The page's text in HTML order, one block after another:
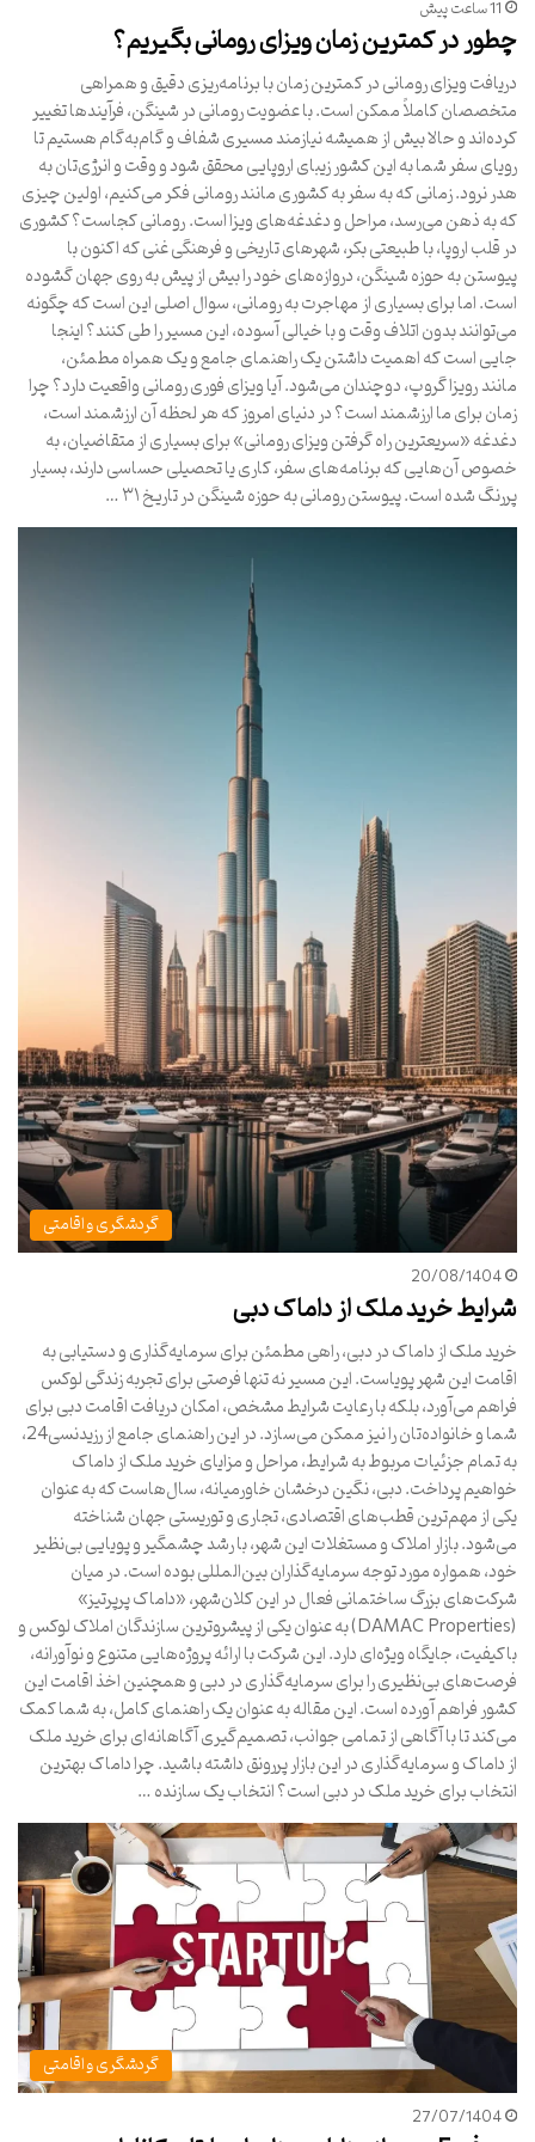
11 ساعت پیش
چطور در کمترین زمان ویزای رومانی بگیریم؟
دریافت ویزای رومانی در کمترین زمان با برنامه‌ریزی دقیق و همراهی
متخصصان کاملاً ممکن است. با عضویت رومانی در شینگن، فرآیندها تغییر
کرده‌اند و حالا بیش از همیشه نیازمند مسیری شفاف و گام‌به‌گام هستیم تا
رویای سفر شما به این کشور زیبای اروپایی محقق شود و وقت و انرژی‌تان به
هدر نرود. زمانی که به سفر به کشوری مانند رومانی فکر می‌کنیم، اولین چیزی
که به ذهن می‌رسد، مراحل و دغدغه‌های ویزا است. رومانی کجاست؟ کشوری
در قلب اروپا، با طبیعتی بکر، شهرهای تاریخی و فرهنگی غنی که اکنون با
پیوستن به حوزه شینگن، دروازه‌های خود را بیش از پیش به روی جهان گشوده
است. اما برای بسیاری از مهاجرت به رومانی، سوال اصلی این است که چگونه
می‌توانند بدون اتلاف وقت و با خیالی آسوده، این مسیر را طی کنند؟ اینجا
جایی است که اهمیت داشتن یک راهنمای جامع و یک همراه مطمئن،
مانند رویزا گروپ، دوچندان می‌شود. آیا ویزای فوری رومانی واقعیت دارد؟ چرا
زمان برای ما ارزشمند است؟ در دنیای امروز که هر لحظه آن ارزشمند است،
دغدغه «سریعترین راه گرفتن ویزای رومانی» برای بسیاری از متقاضیان، به
خصوص آن‌هایی که برنامه‌های سفر، کاری یا تحصیلی حساسی دارند، بسیار
پررنگ شده است. پیوستن رومانی به حوزه شینگن در تاریخ ۳۱ …
گردشگری و اقامتی
20/08/1404
شرایط خرید ملک از داماک دبی
خرید ملک از داماک در دبی، راهی مطمئن برای سرمایه‌گذاری و دستیابی به
اقامت این شهر پویاست. این مسیر نه تنها فرصتی برای تجربه زندگی لوکس
فراهم می‌آورد، بلکه با رعایت شرایط مشخص، امکان دریافت اقامت دبی برای
شما و خانواده‌تان را نیز ممکن می‌سازد. در این راهنمای جامع از رزیدنسی24،
به تمام جزئیات مربوط به شرایط، مراحل و مزایای خرید ملک از داماک
خواهیم پرداخت. دبی، نگین درخشان خاورمیانه، سال‌هاست که به عنوان
یکی از مهم‌ترین قطب‌های اقتصادی، تجاری و توریستی جهان شناخته
می‌شود. بازار املاک و مستغلات این شهر، با رشد چشمگیر و پویایی بی‌نظیر
خود، همواره مورد توجه سرمایه‌گذاران بین‌المللی بوده است. در میان
شرکت‌های بزرگ ساختمانی فعال در این کلان‌شهر، «داماک پرپرتیز»
(DAMAC Properties) به عنوان یکی از پیشروترین سازندگان املاک لوکس و
باکیفیت، جایگاه ویژه‌ای دارد. این شرکت با ارائه پروژه‌هایی متنوع و نوآورانه،
فرصت‌های بی‌نظیری را برای سرمایه‌گذاری در دبی و همچنین اخذ اقامت این
کشور فراهم آورده است. این مقاله به عنوان یک راهنمای کامل، به شما کمک
می‌کند تا با آگاهی از تمامی جوانب، تصمیم‌گیری آگاهانه‌ای برای خرید ملک
از داماک و سرمایه‌گذاری در این بازار پررونق داشته باشید. چرا داماک بهترین
انتخاب برای خرید ملک در دبی است؟ انتخاب یک سازنده …
گردشگری و اقامتی
27/07/1404